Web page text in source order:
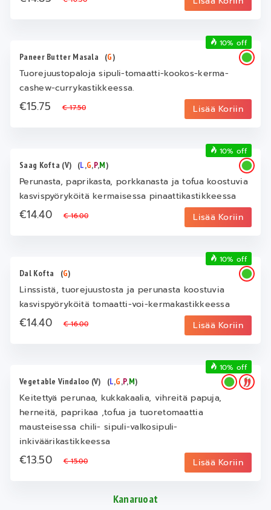
Paneer Butter Masala (G)
Tuorejuustopaloja sipuli-tomaatti-kookos-kerma-
cashew-currykastikkeessa.
€15.75€ 17.50 Lisää Koriin
10% off
Saag Kofta (V) (L,G,P,M)
Perunasta, paprikasta, porkkanasta ja tofua koostuvia
kasvispyöryköitä kermaisessa pinaattikastikkeessa
€14.40€ 16.00 Lisää Koriin
10% off
Dal Kofta (G)
Linssistä, tuorejuustosta ja perunasta koostuvia
kasvispyöryköitä tomaatti-voi-kermakastikkeessa
€14.40€ 16.00 Lisää Koriin
10% off
Vegetable Vindaloo (V) (L,G,P,M)
Keitettyä perunaa, kukkakaalia, vihreitä papuja,
herneitä, paprikaa ,tofua ja tuoretomaattia
mausteisessa chili- sipuli-valkosipuli-
inkiväärikastikkeessa
€13.50€ 15.00 Lisää Koriin
10% off
Kanaruoat